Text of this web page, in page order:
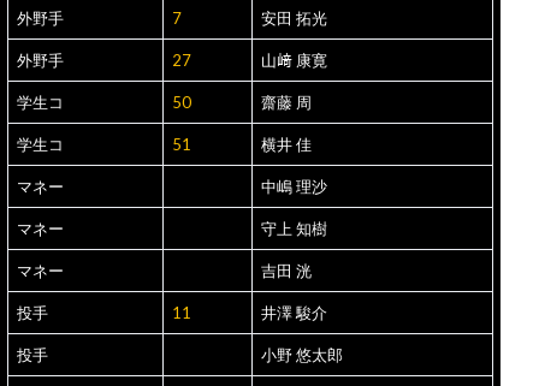
外野手 7 安田 拓光
外野手 27 山﨑 康寛
学生コ 50 齋藤 周
学生コ 51 横井 佳
マネー 中嶋 理沙
マネー 守上 知樹
マネー 吉田 洸
投手 11 井澤 駿介
投手 小野 悠太郎